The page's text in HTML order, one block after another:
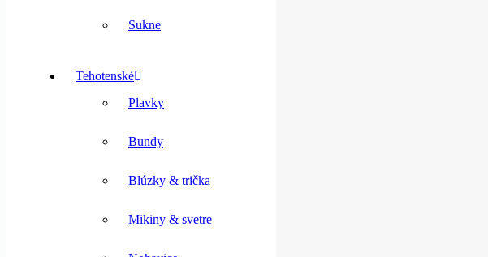
Sukne
Tehotenské
Plavky
Bundy
Blúzky & trička
Mikiny & svetre